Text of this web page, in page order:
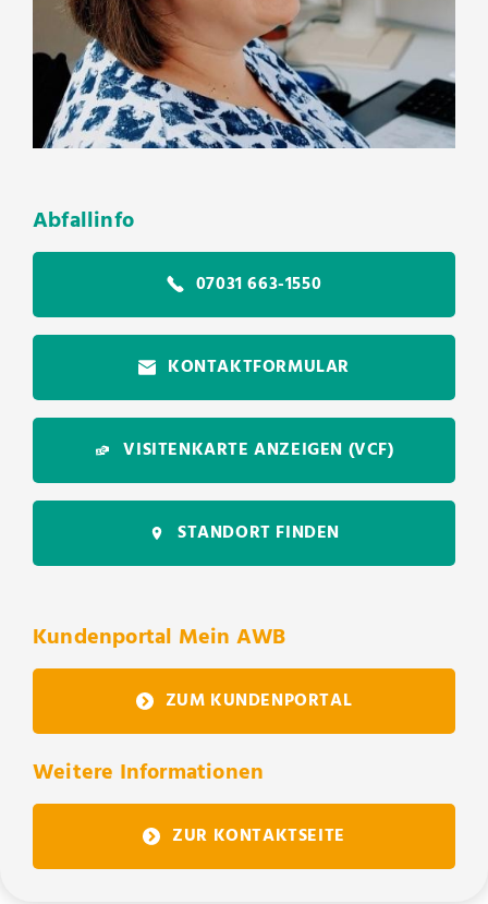
Abfallinfo
07031 663-1550
KONTAKTFORMULAR
VISITENKARTE ANZEIGEN (VCF)
STANDORT FINDEN
Kundenportal Mein AWB
ZUM KUNDENPORTAL
Weitere Informationen
ZUR KONTAKTSEITE